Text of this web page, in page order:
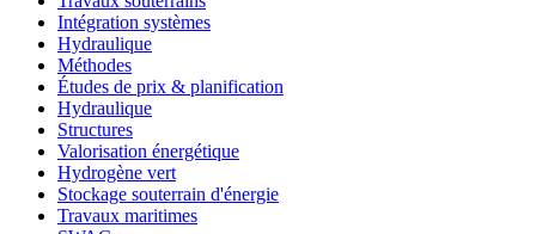
Intégration systèmes
Hydraulique
Méthodes
Études de prix & planification
Hydraulique
Structures
Valorisation énergétique
Hydrogène vert
Stockage souterrain d'énergie
Travaux maritimes